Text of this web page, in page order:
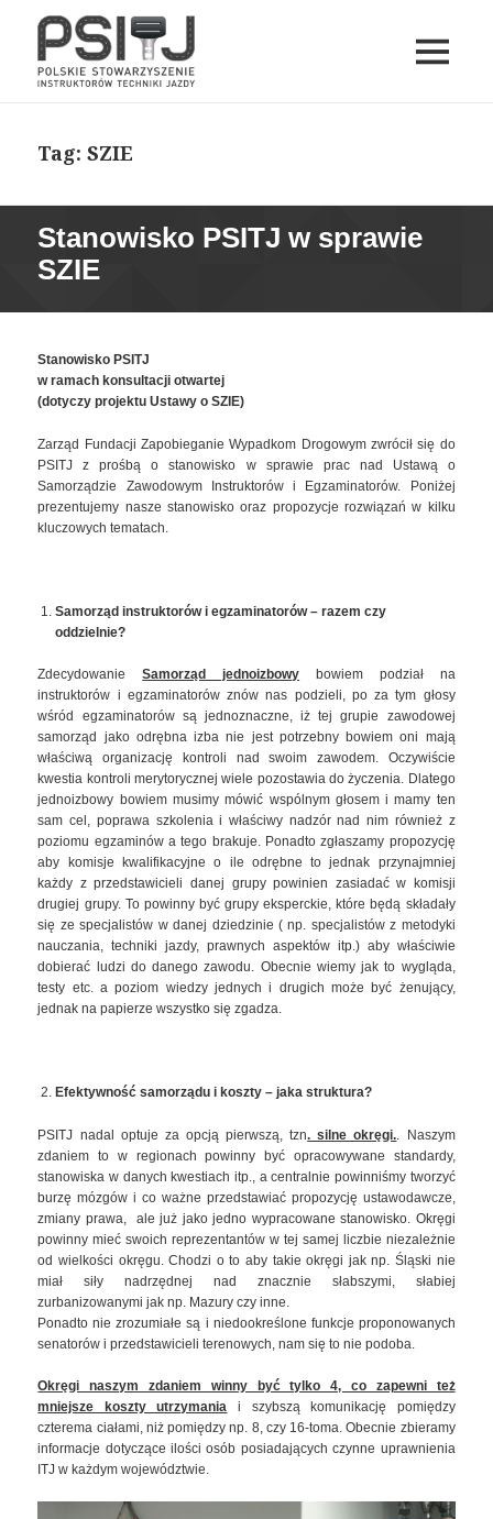
Tag:SZIE
Stanowisko PSITJ w sprawie
SZIE
Stanowisko PSITJ
w ramach konsultacji otwartej
(dotyczy projektu Ustawy o SZIE)
Zarząd Fundacji Zapobieganie Wypadkom Drogowym zwrócił się do
PSITJ z prośbą o stanowisko w sprawie prac nad Ustawą o
Samorządzie Zawodowym Instruktorów i Egzaminatorów. Poniżej
prezentujemy nasze stanowisko oraz propozycje rozwiązań w kilku
kluczowych tematach.
Samorząd instruktorów i egzaminatorów – razem czy
oddzielnie?
ZdecydowanieSamorząd jednoizbowy bowiem podział na
instruktorów i egzaminatorów znów nas podzieli, po za tym głosy
wśród egzaminatorów są jednoznaczne, iż tej grupie zawodowej
samorząd jako odrębna izba nie jest potrzebny bowiem oni mają
właściwą organizację kontroli nad swoim zawodem. Oczywiście
kwestia kontroli merytorycznej wiele pozostawia do życzenia. Dlatego
jednoizbowy bowiem musimy mówić wspólnym głosem i mamy ten
sam cel, poprawa szkolenia i właściwy nadzór nad nim również z
poziomu egzaminów a tego brakuje. Ponadto zgłaszamy propozycję
aby komisje kwalifikacyjne o ile odrębne to jednak przynajmniej
każdy z przedstawicieli danej grupy powinien zasiadać w komisji
drugiej grupy. To powinny być grupy eksperckie, które będą składały
się ze specjalistów w danej dziedzinie ( np. specjalistów z metodyki
nauczania, techniki jazdy, prawnych aspektów itp.) aby właściwie
dobierać ludzi do danego zawodu. Obecnie wiemy jak to wygląda,
testy etc. a poziom wiedzy jednych i drugich może być żenujący,
jednak na papierze wszystko się zgadza.
Efektywność samorządu i koszty – jaka struktura?
PSITJ nadal optuje za opcją pierwszą, tzn. silne okręgi. . Naszym
zdaniem to w regionach powinny być opracowywane standardy,
stanowiska w danych kwestiach itp., a centralnie powinniśmy tworzyć
burzę mózgów i co ważne przedstawiać propozycję ustawodawcze,
zmiany prawa, ale już jako jedno wypracowane stanowisko. Okręgi
powinny mieć swoich reprezentantów w tej samej liczbie niezależnie
od wielkości okręgu. Chodzi o to aby takie okręgi jak np. Śląski nie
miał siły nadrzędnej nad znacznie słabszymi, słabiej
zurbanizowanymi jak np. Mazury czy inne.
Ponadto nie zrozumiałe są i niedookreślone funkcje proponowanych
senatorów i przedstawicieli terenowych, nam się to nie podoba.
Okręgi naszym zdaniem winny być tylko 4, co zapewni też
mniejsze koszty utrzymania i szybszą komunikację pomiędzy
czterema ciałami, niż pomiędzy np. 8, czy 16-toma. Obecnie zbieramy
informacje dotyczące ilości osób posiadających czynne uprawnienia
ITJ w każdym województwie.